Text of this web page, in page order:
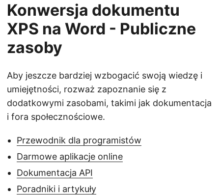
Konwersja dokumentu
XPS na Word - Publiczne
zasoby
Aby jeszcze bardziej wzbogacić swoją wiedzę i
umiejętności, rozważ zapoznanie się z
dodatkowymi zasobami, takimi jak dokumentacja
i fora społecznościowe.
Przewodnik dla programistów
Darmowe aplikacje online
Dokumentacja API
Poradniki i artykuły